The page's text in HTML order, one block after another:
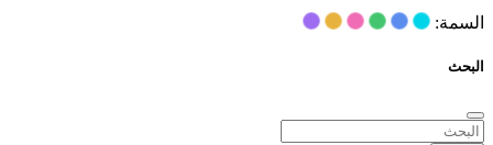
السمة:
البحث